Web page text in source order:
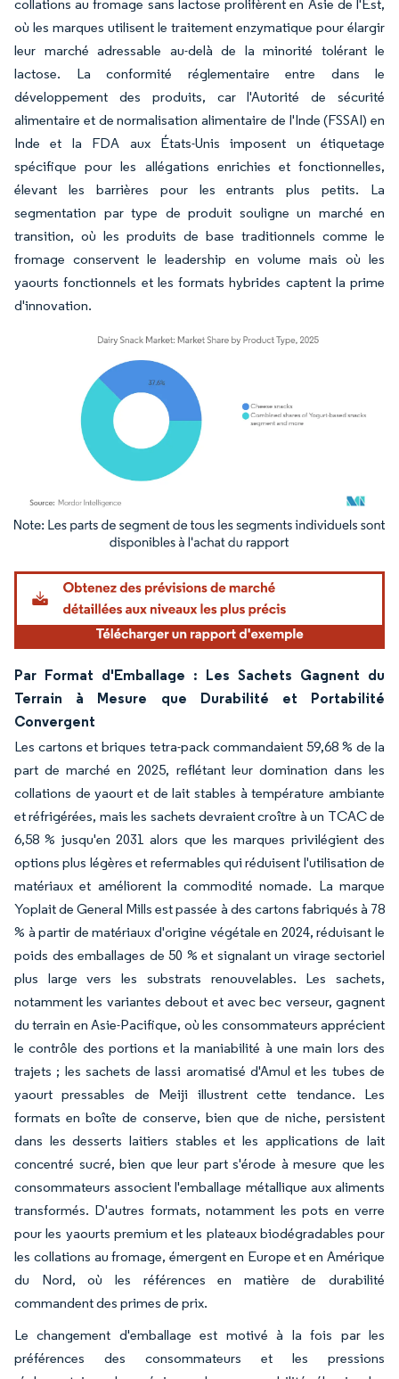
collations au fromage sans lactose prolifèrent en Asie de l'Est,
où les marques utilisent le traitement enzymatique pour élargir
leur marché adressable au-delà de la minorité tolérant le
lactose. La conformité réglementaire entre dans le
développement des produits, car l'Autorité de sécurité
alimentaire et de normalisation alimentaire de l'Inde (FSSAI) en
Inde et la FDA aux États-Unis imposent un étiquetage
spécifique pour les allégations enrichies et fonctionnelles,
élevant les barrières pour les entrants plus petits. La
segmentation par type de produit souligne un marché en
transition, où les produits de base traditionnels comme le
fromage conservent le leadership en volume mais où les
yaourts fonctionnels et les formats hybrides captent la prime
d'innovation.
Image © Mordor Intelligence. La réutilisation nécessite une attribution sous CC BY
Par Format d'Emballage : Les Sachets Gagnent du
Terrain à Mesure que Durabilité et Portabilité
Convergent
Les cartons et briques tetra-pack commandaient 59,68 % de la
part de marché en 2025, reflétant leur domination dans les
collations de yaourt et de lait stables à température ambiante
et réfrigérées, mais les sachets devraient croître à un TCAC de
6,58 % jusqu'en 2031 alors que les marques privilégient des
options plus légères et refermables qui réduisent l'utilisation de
matériaux et améliorent la commodité nomade. La marque
Yoplait de General Mills est passée à des cartons fabriqués à 78
% à partir de matériaux d'origine végétale en 2024, réduisant le
poids des emballages de 50 % et signalant un virage sectoriel
plus large vers les substrats renouvelables. Les sachets,
notamment les variantes debout et avec bec verseur, gagnent
du terrain en Asie-Pacifique, où les consommateurs apprécient
le contrôle des portions et la maniabilité à une main lors des
trajets ; les sachets de lassi aromatisé d'Amul et les tubes de
yaourt pressables de Meiji illustrent cette tendance. Les
formats en boîte de conserve, bien que de niche, persistent
dans les desserts laitiers stables et les applications de lait
concentré sucré, bien que leur part s'érode à mesure que les
consommateurs associent l'emballage métallique aux aliments
transformés. D'autres formats, notamment les pots en verre
pour les yaourts premium et les plateaux biodégradables pour
les collations au fromage, émergent en Europe et en Amérique
du Nord, où les références en matière de durabilité
commandent des primes de prix.
Le changement d'emballage est motivé à la fois par les
préférences des consommateurs et les pressions